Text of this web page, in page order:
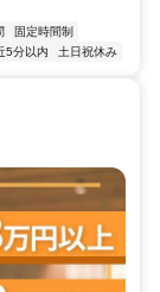
固定時間制
5分以内 土日祝休み